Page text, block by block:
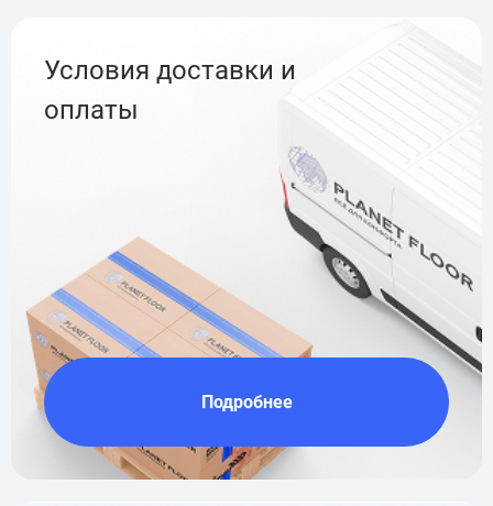
Условия доставки и
оплаты
Подробнее